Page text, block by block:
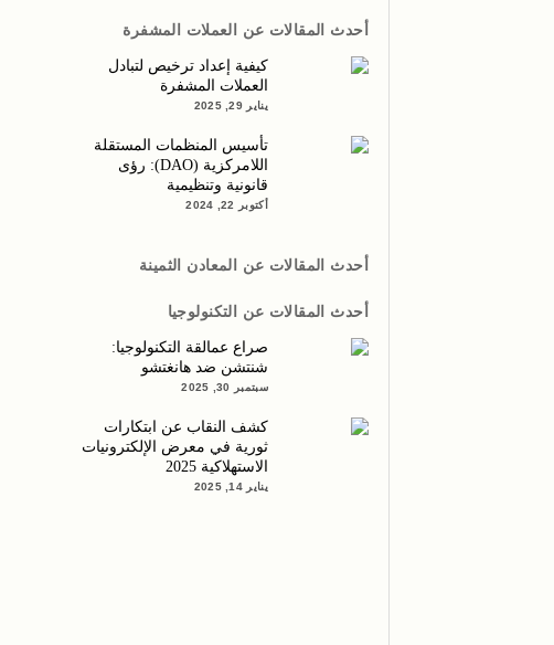
أحدث المقالات عن العملات المشفرة
كيفية إعداد ترخيص لتبادل
العملات المشفرة
يناير 29, 2025
تأسيس المنظمات المستقلة
اللامركزية (DAO): رؤى
قانونية وتنظيمية
أكتوبر 22, 2024
أحدث المقالات عن المعادن الثمينة
أحدث المقالات عن التكنولوجيا
صراع عمالقة التكنولوجيا:
شنتشن ضد هانغتشو
سبتمبر 30, 2025
كشف النقاب عن ابتكارات
ثورية في معرض الإلكترونيات
الاستهلاكية 2025
يناير 14, 2025